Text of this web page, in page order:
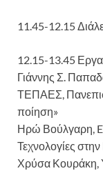
11.45-12.15
12.15-13.45
Γιάννης Σ.
ΤΕΠΑΕΣ,
ποίηση»
Ηρώ Βούλγαρη,
Τεχνολογίες
Χρύσα Κουράκη,